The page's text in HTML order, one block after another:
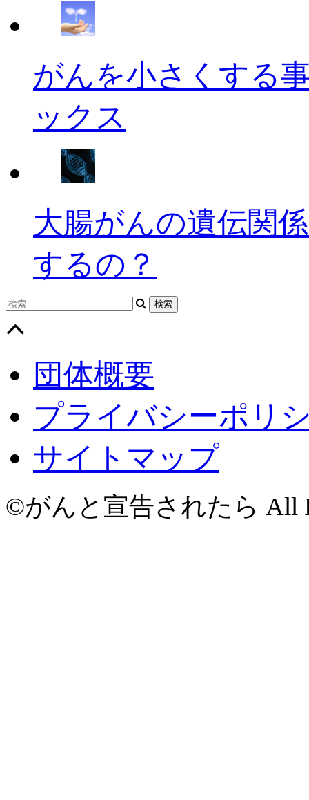
がんを小さくする
ックス
大腸がんの遺伝関
するの？
団体概要
プライバシーポリ
サイトマップ
©がんと宣告されたら All